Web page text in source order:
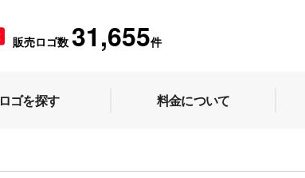
販売ロゴ数 31,655件
ロゴを探す 料金について